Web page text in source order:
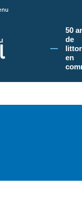
du littoral, vous
50
de
en